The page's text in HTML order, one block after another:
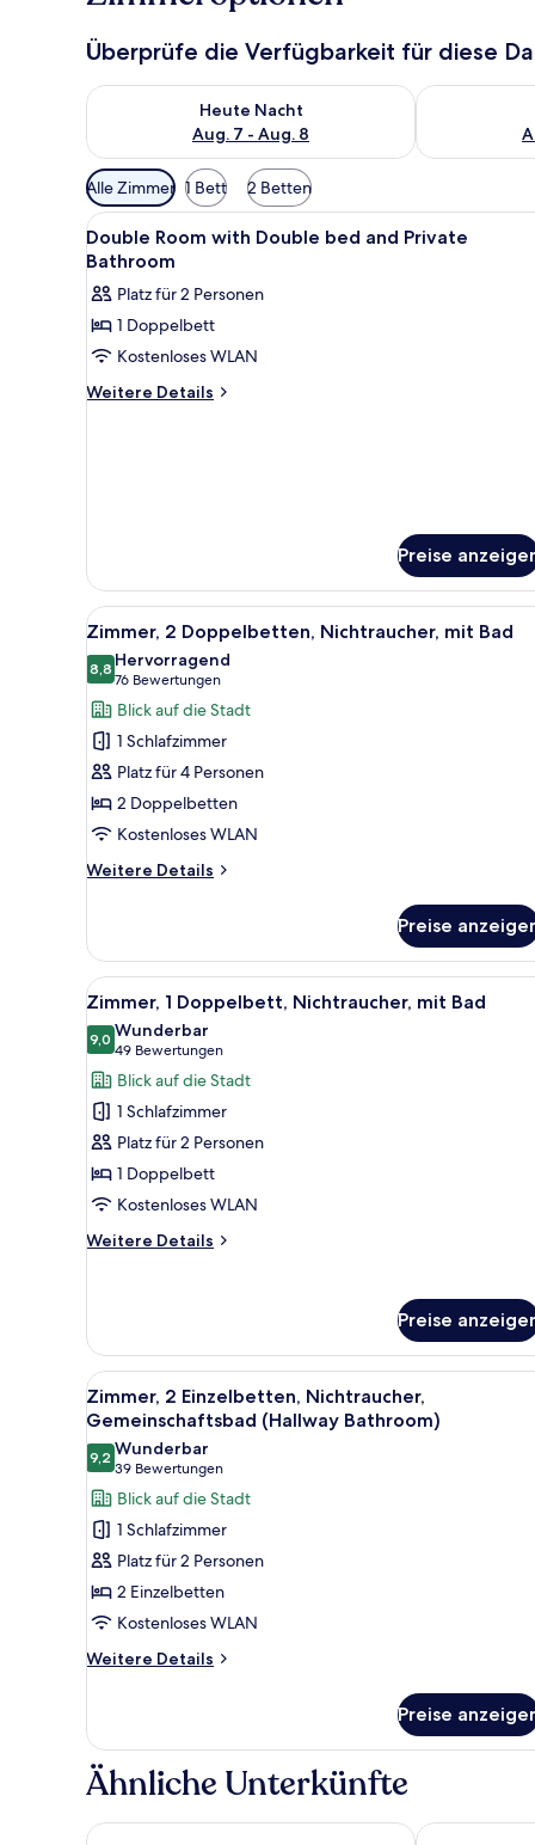
Überprüfe die Verfügbarkeit für diese
Heute Nacht
Aug. 7 - Aug. 8
Überprüfe die Verfügbarkeit für heute Nacht, Aug. 7
Überprüfe
Verfügbare
Filter
für
Zimmer
Alle Zimmer 1 Bett 2 Betten
Alle
Fotos
für
Double
Room
with
Double
Zimmersafe, Schreibtisch,
12
Double Room with Double bed and Private
Bathroom
Platz für 2 Personen
1 Doppelbett
Kostenloses WLAN
Weitere Details
Weitere
Private
Bathroom
Preise
Alle
Fotos
für
Zimmer,
2 Doppelbetten,
Nichtraucher,
mit
Bad
anzeigen
Ein Hotelzimmer mit zwei
5
Zimmer, 2 Doppelbetten, Nichtraucher, mit Bad
8,88,8 von 10
Hervorragend
76 Bewertungen
(76
Bewertungen)
Blick auf die Stadt
1 Schlafzimmer
Platz für 4 Personen
2 Doppelbetten
Kostenloses WLAN
Weitere Details
Weitere
2 Doppelbetten,
Nichtraucher,
mit
Bad
Preise
Alle
Fotos
für
Zimmer,
Doppelbett,
Nichtraucher,
mit
Bad
anzeigen
Zimmersafe, Schreibtisch,
5
Zimmer, 1 Doppelbett, Nichtraucher, mit Bad
9,09,0 von 10
Wunderbar
49 Bewertungen
(49
Bewertungen)
Blick auf die Stadt
1 Schlafzimmer
Platz für 2 Personen
1 Doppelbett
Kostenloses WLAN
Weitere Details
Weitere
Doppelbett,
Nichtraucher,
mit
Bad
Preise
Alle
Fotos
für
Zimmer,
2 Einzelbetten,
Nichtraucher,
Gemeinschaftsbad
(Hallway
Bathroom)
anzeigen
Ein Hotelzimmer mit zwei
3
Zimmer, 2 Einzelbetten, Nichtraucher,
Gemeinschaftsbad (Hallway Bathroom)
9,29,2 von 10
Wunderbar
39 Bewertungen
(39
Bewertungen)
Blick auf die Stadt
1 Schlafzimmer
Platz für 2 Personen
2 Einzelbetten
Kostenloses WLAN
Weitere Details
Weitere
2 Einzelbetten,
Nichtraucher,
Gemeinschaftsbad
Bathroom)
Preise
Ähnliche Unterkünfte
Sandman Signature Vancouver Downtown Hotel
Moda Hotel